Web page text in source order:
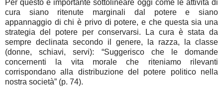
Per questo è importante sottolineare oggi come le attività di
cura siano ritenute marginali dal potere e siano
appannaggio di chi è privo di potere, e che questa sia una
strategia del potere per conservarsi. La cura è stata da
sempre declinata secondo il genere, la razza, la classe
(donne, schiavi, servi): “Suggerisco che le domande
concernenti la vita morale che riteniamo rilevanti
corrispondano alla distribuzione del potere politico nella
nostra società” (p. 74).